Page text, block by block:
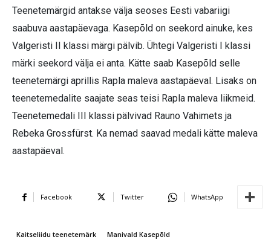
Teenetemärgid antakse välja seoses Eesti vabariigi
saabuva aastapäevaga. Kasepõld on seekord ainuke, kes
Valgeristi II klassi märgi pälvib. Ühtegi Valgeristi I klassi
märki seekord välja ei anta. Kätte saab Kasepõld selle
teenetemärgi aprillis Rapla maleva aastapäeval. Lisaks on
teenetemedalite saajate seas teisi Rapla maleva liikmeid.
Teenetemedali III klassi pälvivad Rauno Vahimets ja
Rebeka Grossfürst. Ka nemad saavad medali kätte maleva
aastapäeval.
Facebook Twitter WhatsApp
Kaitseliidu teenetemärk Manivald Kasepõld